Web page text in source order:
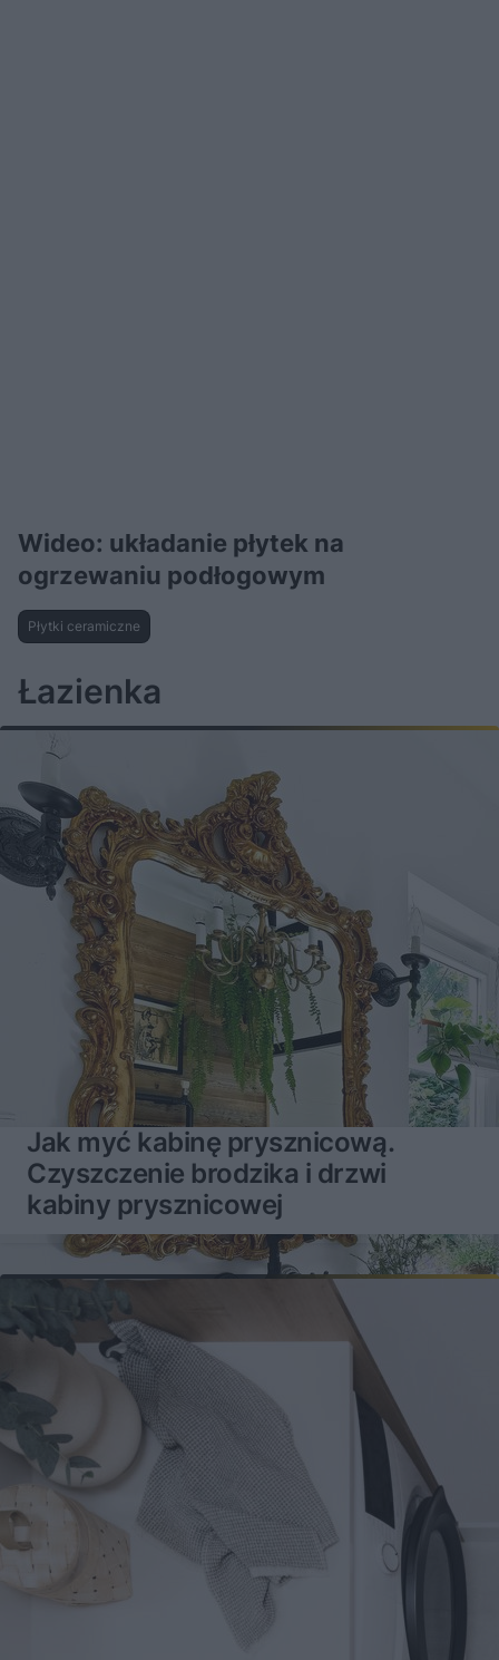
Wideo: układanie płytek na
ogrzewaniu podłogowym
Płytki ceramiczne
Łazienka
Jak myć kabinę prysznicową.
Czyszczenie brodzika i drzwi
kabiny prysznicowej